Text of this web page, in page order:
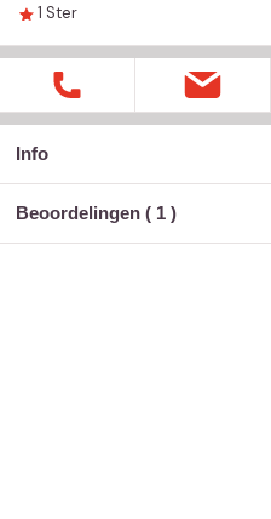
1 Ster
Info
Beoordelingen ( 1 )